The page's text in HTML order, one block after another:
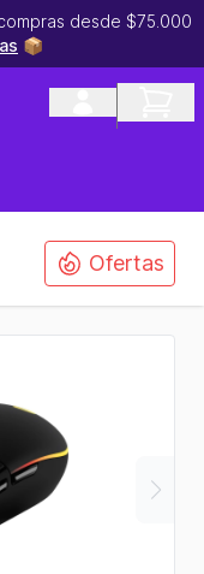
desde $75.000
📦
Ofertas